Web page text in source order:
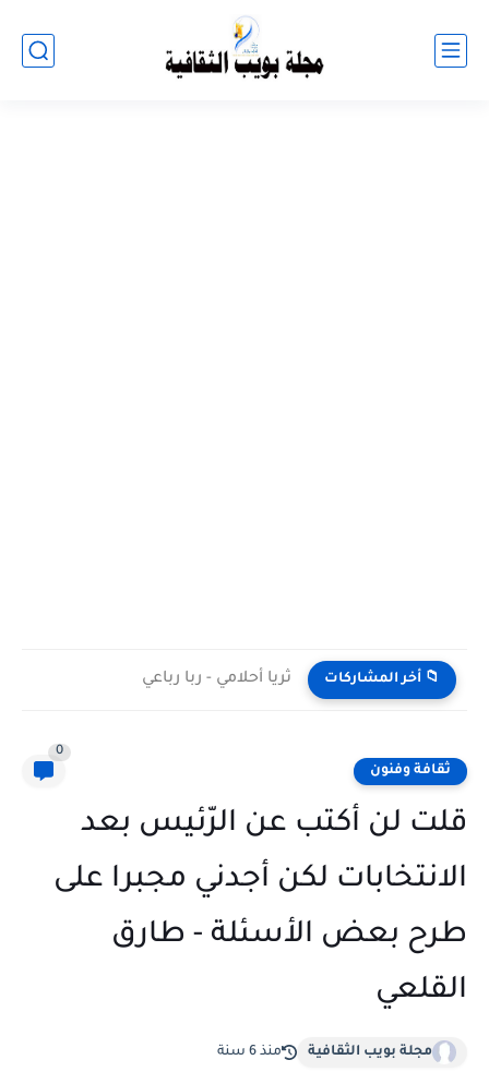
📁 أخر المشاركات ثريا أحلامي - ربا رباعي
ثقافة وفنون
0
قلت لن أكتب عن الرّئيس بعد
الانتخابات لكن أجدني مجبرا على
طرح بعض الأسئلة - طارق
القلعي
مجلة بويب الثقافية منذ 6 سنة